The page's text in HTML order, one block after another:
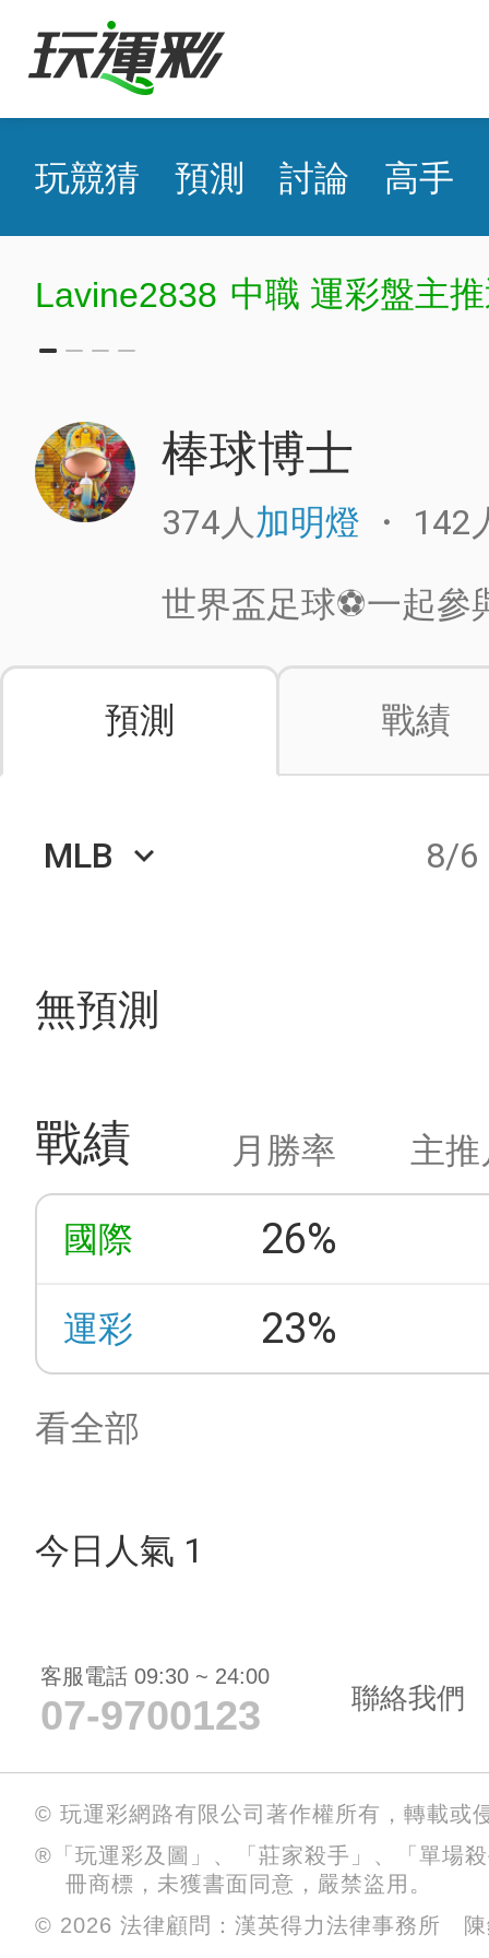
玩競猜 預測 討論 高手
Lavine2838 中職 運彩盤主
棒球博士
374人加明燈 ・ 142
世界盃足球⚽️一起
預測 戰績
MLB keyboard_arrow_down 8/6
無預測
戰績 月勝率 主
國際 26%
運彩 23%
看全部
今日人氣 1
客服電話 09:30 ~ 24:00
07-9700123 聯絡我們
© 玩運彩網路有限公司著作權所有，轉載或
®「玩運彩及圖」、「莊家殺手」、「單場
冊商標，未獲書面同意，嚴禁盜用。
© 2026 法律顧問：漢英得力法律事務所 陳